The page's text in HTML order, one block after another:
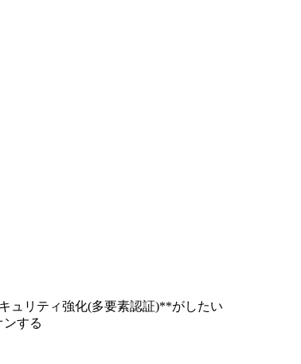
ュリティ強化(多要素認証)**がしたい
ンする